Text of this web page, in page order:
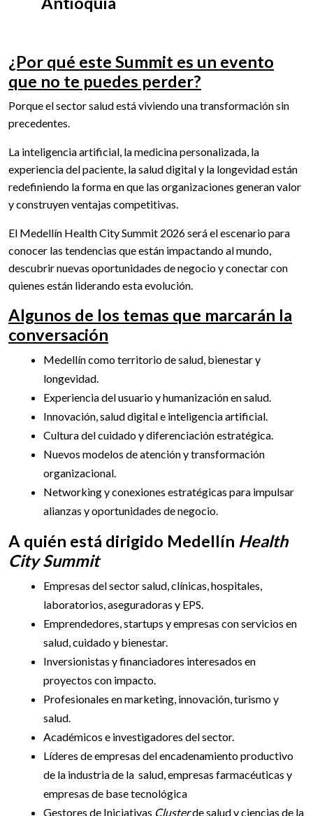
¿Por qué este Summit es un evento
que no te puedes perder?
Porque el sector salud está viviendo una transformación sin
precedentes.
La inteligencia artificial, la medicina personalizada, la
experiencia del paciente, la salud digital y la longevidad están
redefiniendo la forma en que las organizaciones generan valor
y construyen ventajas competitivas.
El Medellín Health City Summit 2026 será el escenario para
conocer las tendencias que están impactando al mundo,
descubrir nuevas oportunidades de negocio y conectar con
quienes están liderando esta evolución.
Algunos de los temas que marcarán la
conversación
Medellín como territorio de salud, bienestar y
longevidad.
Experiencia del usuario y humanización en salud.
Innovación, salud digital e inteligencia artificial.
Cultura del cuidado y diferenciación estratégica.
Nuevos modelos de atención y transformación
organizacional.
Networking y conexiones estratégicas para impulsar
alianzas y oportunidades de negocio.
A quién está dirigido Medellín Health
City Summit
Empresas del sector salud, clínicas, hospitales,
laboratorios, aseguradoras y EPS.
Emprendedores, startups y empresas con servicios en
salud, cuidado y bienestar.
Inversionistas y financiadores interesados en
proyectos con impacto.
Profesionales en marketing, innovación, turismo y
salud.
Académicos e investigadores del sector.
Líderes de empresas del encadenamiento productivo
de la industria de la salud, empresas farmacéuticas y
empresas de base tecnológica
Gestores de Iniciativas Clusterde salud y ciencias de la